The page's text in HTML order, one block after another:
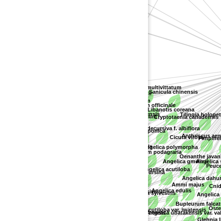
Aegopodium podagraria
Ammi majus
Angelica acutiloba
Angelica acutiloba var. iwatensis
Angelica anomala
Angelica
Angelica decursiva
Angelica decursiva f. albiflora
Angelica edulis
Angelica gmelinii
Angelica hakonensis
Angelica japonica
Angelica
Angelica polymorpha
Angelica
Angelica sylvestris
Angelica ubatakensis
Angelica ubatakensis var.
Angelica ursina
Anthriscus
Bupleurum
Cicuta virosa
Cnidium officinale
Cryptotaenia canadensis
Heracleum sphondylium var. nipponicum
Libanotis coreana
Oenanthe
Ostericum florentii
Peucedanum multivittatum
Sanicula chinensis
Tilingia